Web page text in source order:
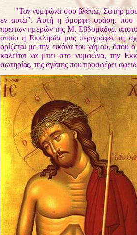
"Τον νυμφώνα σου βλέπω, Σωτήρ μου
εν αυτώ". Αυτή η όμορφη φράση, που
πρώτων ημερών της Μ. Εβδομάδος,
οποίο η Εκκλησία μας περιγράφει
ορίζεται με την εικόνα του γάμου, όπου
καλείται να μπει στο νυμφώνα, την
σωτηρίας, της αγάπης που προσφέρει